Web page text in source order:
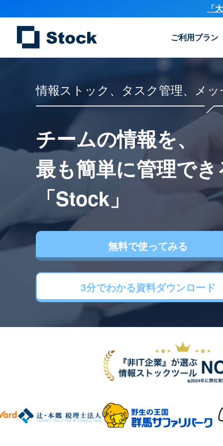
「
ご利用プラン
情報ストック、タスク管理、メ
チームの情報を、
最も簡単に管理で
「Stock」
無料で使ってみる
3分でわかる資料ダウンロード